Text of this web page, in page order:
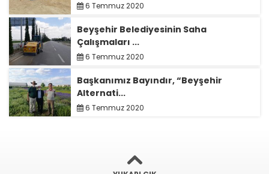
6 Temmuz 2020
Beyşehir Belediyesinin Saha
Çalışmaları ...
6 Temmuz 2020
Başkanımız Bayındır, “Beyşehir
Alternati...
6 Temmuz 2020